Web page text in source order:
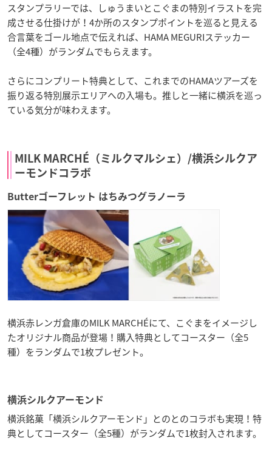
スタンプラリーでは、しゅうまいとこぐまの特別イラストを完
成させる仕掛けが！4か所のスタンプポイントを巡ると見える
合言葉をゴール地点で伝えれば、HAMA MEGURIステッカー
（全4種）がランダムでもらえます。
さらにコンプリート特典として、これまでのHAMAツアーズを
振り返る特別展示エリアへの入場も。推しと一緒に横浜を巡っ
ている気分が味わえます。
MILK MARCHÉ（ミルクマルシェ）/横浜シルクア
ーモンドコラボ
Butterゴーフレット はちみつグラノーラ
横浜赤レンガ倉庫のMILK MARCHÉにて、こぐまをイメージし
たオリジナル商品が登場！購入特典としてコースター（全5
種）をランダムで1枚プレゼント。
横浜シルクアーモンド
横浜銘菓「横浜シルクアーモンド」とのとのコラボも実現！特
典としてコースター（全5種）がランダムで1枚封入されます。